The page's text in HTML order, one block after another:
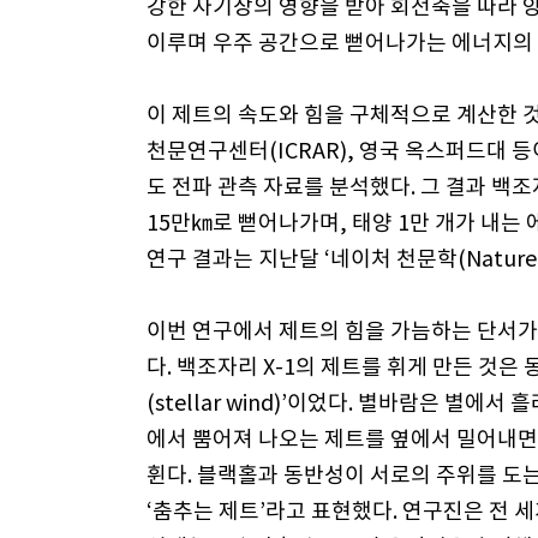
강한 자기장의 영향을 받아 회전축을 따라
이루며 우주 공간으로 뻗어나가는 에너지
이 제트의 속도와 힘을 구체적으로 계산한
천문연구센터(ICRAR), 영국 옥스퍼드대
도 전파 관측 자료를 분석했다. 그 결과 백
15만㎞로 뻗어나가며, 태양 1만 개가 내는
연구 결과는 지난달 ‘네이처 천문학
이번 연구에서 제트의 힘을 가늠하는 단서
다. 백조자리 X-1의 제트를 휘게 만든 것은
(stellar wind)’이었다. 별바람은 별에서 흘
에서 뿜어져 나오는 제트를 옆에서 밀어내
휜다. 블랙홀과 동반성이 서로의 주위를 도
‘춤추는 제트’라고 표현했다. 연구진은 전